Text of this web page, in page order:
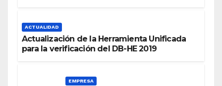
ACTUALIDAD
Actualización de la Herramienta Unificada
para la verificación del DB-HE 2019
EMPRESA